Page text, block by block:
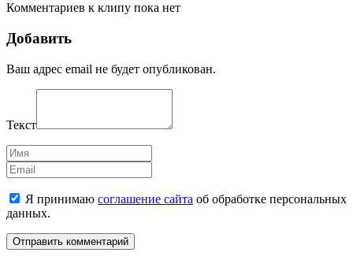
Комментариев к клипу пока нет
Добавить
Ваш адрес email не будет опубликован.
Текст
Имя
Email
Я принимаю соглашение сайта об обработке персональных
данных.